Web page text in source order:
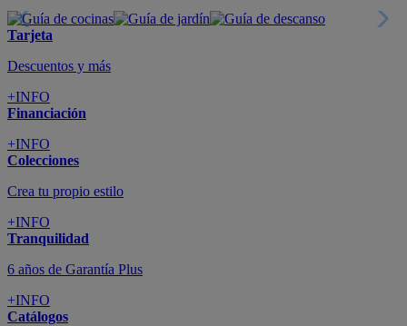
Tarjeta
Descuentos y más
+INFO
Financiación
+INFO
Colecciones
Crea tu propio estilo
+INFO
Tranquilidad
6 años de Garantía Plus
+INFO
Catálogos